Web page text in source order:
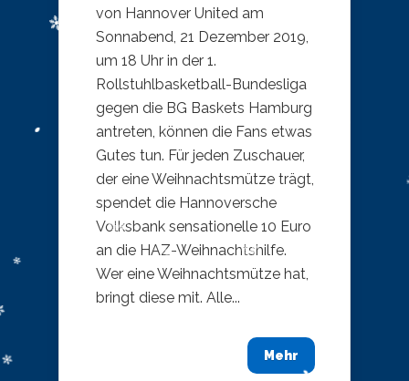
von Hannover United am
Sonnabend, 21 Dezember 2019,
um 18 Uhr in der 1.
Rollstuhlbasketball-Bundesliga
gegen die BG Baskets Hamburg
antreten, können die Fans etwas
Gutes tun. Für jeden Zuschauer,
der eine Weihnachtsmütze trägt,
spendet die Hannoversche
Volksbank sensationelle 10 Euro
an die HAZ-Weihnachtshilfe.
Wer eine Weihnachtsmütze hat,
bringt diese mit. Alle...
Mehr